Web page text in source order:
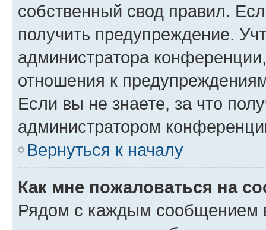
собственный свод правил.
получить предупреждение.
администратора
отношения к
Если вы не знаете, за что
администратором
Вернуться к началу
Как мне пожаловаться на
Рядом с каждым сообщением